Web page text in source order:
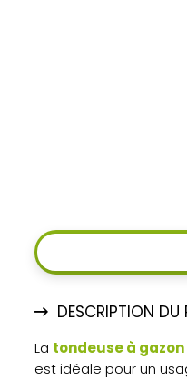
DESCRIPTION DU
La tondeuse à gazon
est idéale pour un